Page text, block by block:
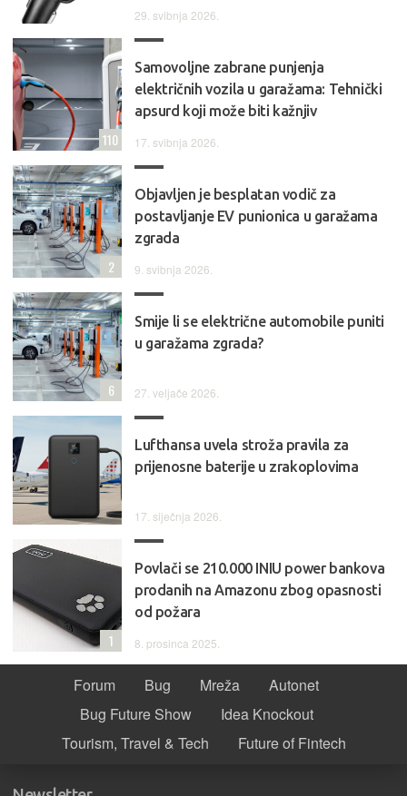
29. svibnja 2026.
Samovoljne zabrane punjenja
električnih vozila u garažama: Tehnički
apsurd koji može biti kažnjiv
17. svibnja 2026.
110
Objavljen je besplatan vodič za
postavljanje EV punionica u garažama
zgrada
9. svibnja 2026.
2
Smije li se električne automobile puniti
u garažama zgrada?
27. veljače 2026.
6
Lufthansa uvela stroža pravila za
prijenosne baterije u zrakoplovima
17. siječnja 2026.
Povlači se 210.000 INIU power bankova
prodanih na Amazonu zbog opasnosti
od požara
8. prosinca 2025.
1
Forum Bug Mreža
Autonet
Bug Future Show
Idea Knockout
Tourism, Travel & Tech
Future of Fintech